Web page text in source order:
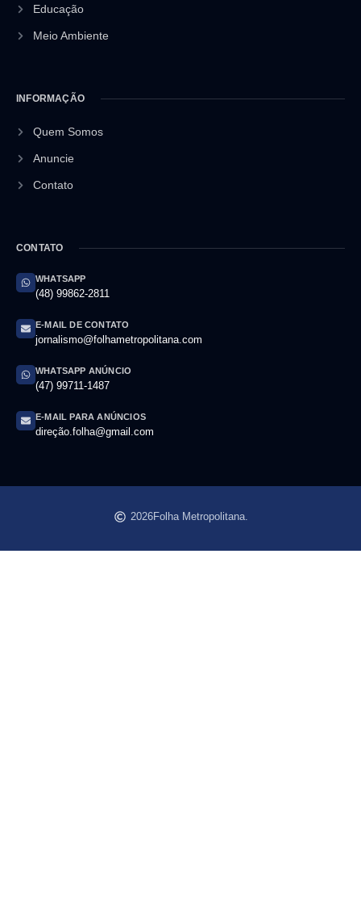
Educação
Meio Ambiente
INFORMAÇÃO
Quem Somos
Anuncie
Contato
CONTATO
WHATSAPP
(48) 99862-2811
E-MAIL DE CONTATO
jornalismo@folhametropolitana.com
WHATSAPP ANÚNCIO
(47) 99711-1487
E-MAIL PARA ANÚNCIOS
direção.folha@gmail.com
2026Folha Metropolitana.